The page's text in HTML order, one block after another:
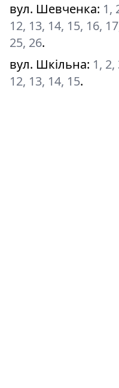
вул. Шевченка: 1,
12, 13, 14, 15, 16,
25, 26.
вул. Шкільна: 1, 2,
12, 13, 14, 15.